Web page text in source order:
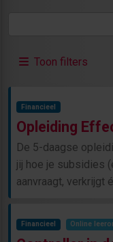
Toon filters
Financieel
Opleiding
De 5-daagse
jij hoe je subsidies
aanvraagt, verkrijgt
Financieel Online